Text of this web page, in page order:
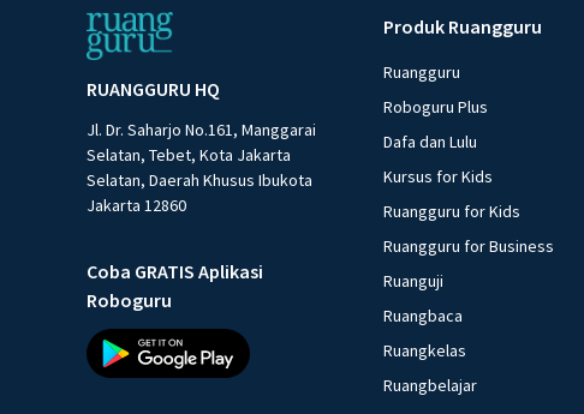
RUANGGURU HQ
Jl. Dr. Saharjo No.161, Manggarai
Selatan, Tebet, Kota Jakarta
Selatan, Daerah Khusus Ibukota
Jakarta 12860
Coba GRATIS Aplikasi
Roboguru
Produk Ruangguru
Ruangguru
Roboguru Plus
Dafa dan Lulu
Kursus for Kids
Ruangguru for Kids
Ruangguru for Business
Ruanguji
Ruangbaca
Ruangkelas
Ruangbelajar